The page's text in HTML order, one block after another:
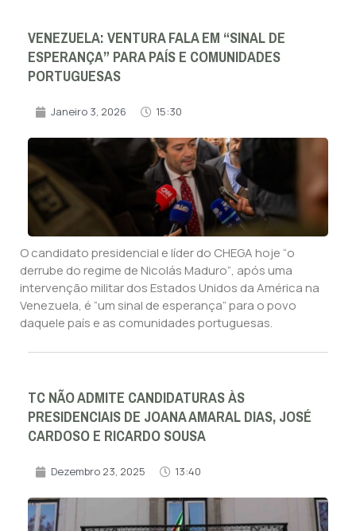
VENEZUELA: VENTURA FALA EM “SINAL DE
ESPERANÇA” PARA PAÍS E COMUNIDADES
PORTUGUESAS
Janeiro 3, 2026 15:30
O candidato presidencial e líder do CHEGA hoje “o
derrube do regime de Nicolás Maduro“, após uma
intervenção militar dos Estados Unidos da América na
Venezuela, é “um sinal de esperança” para o povo
daquele país e as comunidades portuguesas.
TC NÃO ADMITE CANDIDATURAS ÀS
PRESIDENCIAIS DE JOANA AMARAL DIAS, JOSÉ
CARDOSO E RICARDO SOUSA
Dezembro 23, 2025 13:40